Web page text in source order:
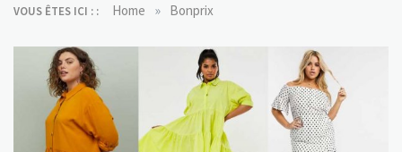
VOUS ÊTES ICI : : Home » Bonprix